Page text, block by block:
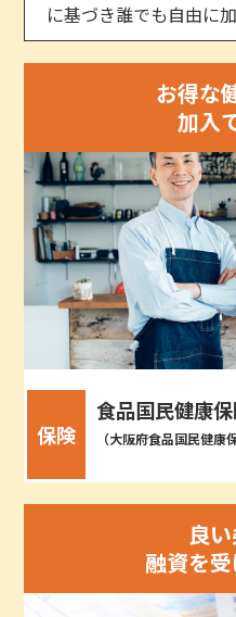
に基づき誰でも自由に
お得な
加入
保険
食品国民健康
（大阪府食品国民健康
良
融資を